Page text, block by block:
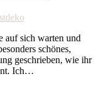
auf sich warten und
schönes,
geschrieben, wie ihr
Ich…